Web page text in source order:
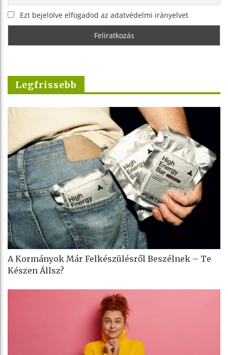
Ezt bejelölve elfogadod az adatvédelmi irányelvet
Legfrissebb
A Kormányok Már Felkészülésről Beszélnek – Te
Készen Állsz?